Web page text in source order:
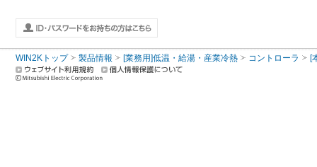
WIN2Kトップ 製品情報 [業務用]低温・給湯・産業冷熱 コントローラ [